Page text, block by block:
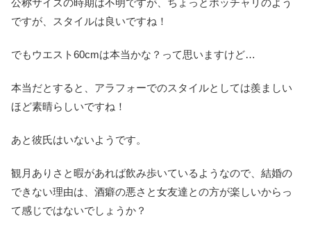
ですが、スタイルは良いですね！
でもウエスト60cmは本当かな？って思いますけど…
本当だとすると、アラフォーでのスタイルとしては羨ましい
ほど素晴らしいですね！
あと彼氏はいないようです。
観月ありさと暇があれば飲み歩いているようなので、結婚の
できない理由は、酒癖の悪さと女友達との方が楽しいからっ
て感じではないでしょうか？